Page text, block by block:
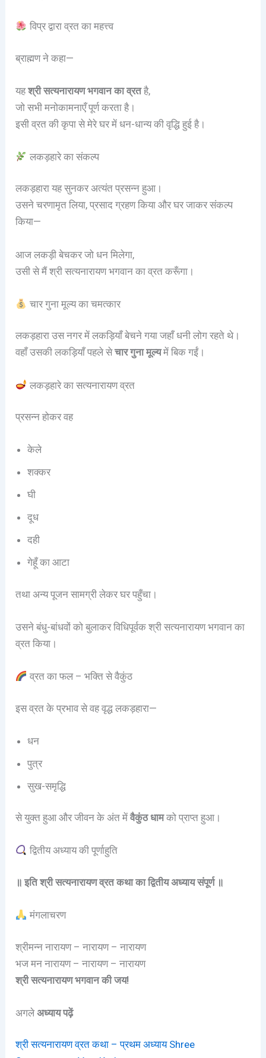
विप्र द्वारा व्रत का महत्त्व
ब्राह्मण ने कहा—
यहश्री सत्यनारायण भगवान का व्रतहै,
जो सभी मनोकामनाएँ पूर्ण करता है।
इसी व्रत की कृपा से मेरे घर में धन-धान्य की वृद्धि हुई है।
लकड़हारे का संकल्प
लकड़हारा यह सुनकर अत्यंत प्रसन्न हुआ।
उसने चरणामृत लिया, प्रसाद ग्रहण किया और घर जाकर संकल्प
किया—
आज लकड़ी बेचकर जो धन मिलेगा,
उसी से मैं श्री सत्यनारायण भगवान का व्रत करूँगा।
चार गुना मूल्य का चमत्कार
लकड़हारा उस नगर में लकड़ियाँ बेचने गया जहाँ धनी लोग रहते थे।
वहाँ उसकी लकड़ियाँ पहले सेचार गुना मूल्यमें बिक गईं।
लकड़हारे का सत्यनारायण व्रत
प्रसन्न होकर वह
केले
शक्कर
घी
दूध
दही
गेहूँ का आटा
तथा अन्य पूजन सामग्री लेकर घर पहुँचा।
उसने बंधु-बांधवों को बुलाकर विधिपूर्वक श्री सत्यनारायण भगवान का
व्रत किया।
व्रत का फल – भक्ति से वैकुंठ
इस व्रत के प्रभाव से वह वृद्ध लकड़हारा—
धन
पुत्र
सुख-समृद्धि
से युक्त हुआ और जीवन के अंत मेंवैकुंठ धामको प्राप्त हुआ।
द्वितीय अध्याय की पूर्णाहुति
॥ इति श्री सत्यनारायण व्रत कथा का द्वितीय अध्याय संपूर्ण ॥
मंगलाचरण
श्रीमन्न नारायण – नारायण – नारायण
भज मन नारायण – नारायण – नारायण
श्री सत्यनारायण भगवान की जय!
अगलेअध्याय पढ़ें
श्री सत्यनारायण व्रत कथा – प्रथम अध्याय Shree